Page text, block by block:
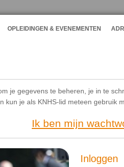
OPLEIDINGEN & EVENEMENTEN
je gegevens te beheren, je in te
kun je als KNHS-lid meteen gebruik
Ik ben mijn
Inloggen